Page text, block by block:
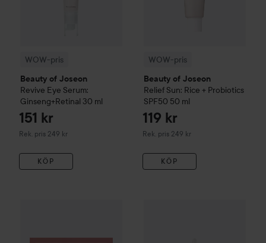
WOW-pris
Beauty of Joseon
Revive Eye Serum:
Ginseng+Retinal 30 ml
151 kr
Rek. pris 249 kr
Rekommenderat pris 249 kr
KÖP
WOW-pris
Beauty of Joseon
Relief Sun: Rice + Probiotics
SPF50 50 ml
119 kr
Rek. pris 249 kr
Rekommenderat pris 249 kr
KÖP